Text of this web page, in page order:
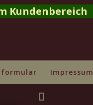
Kundenbereich
Impressum